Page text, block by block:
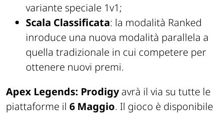
variante speciale 1v1;
Scala Classificata: la modalità Ranked
inroduce una nuova modalità parallela a
quella tradizionale in cui competere per
ottenere nuovi premi.
Apex Legends: Prodigyavrà il via su tutte le
piattaforme il 6 Maggio. Il gioco è disponibile